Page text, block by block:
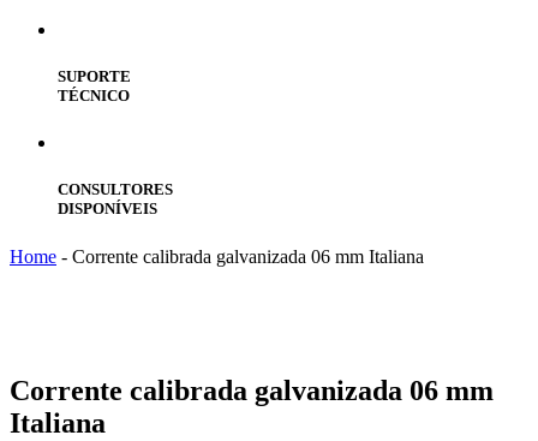
SUPORTE
TÉCNICO
CONSULTORES
DISPONÍVEIS
Home - Corrente calibrada galvanizada 06 mm Italiana
Corrente calibrada galvanizada 06 mm
Italiana